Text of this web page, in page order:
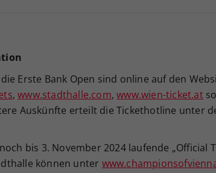
Erste Bank Open sind online auf den
,www.stadthalle.com,www.wien-ticket.at
Auskünfte erteilt die Tickethotline unter
bis 3. November 2024 laufende „Official
können unter